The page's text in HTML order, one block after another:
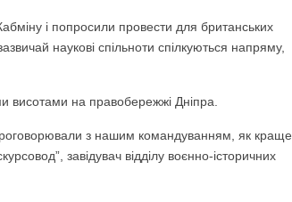
і попросили провести для британських
наукові спільноти спілкуються напряму,
висотами на правобережжі Дніпра.
з нашим командуванням, як краще
завідувач відділу воєнно-історичних